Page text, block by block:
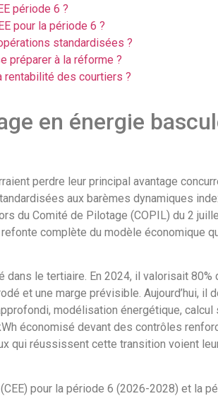
période 6 ?
pour la période 6 ?
standardisées ?
préparer à la réforme ?
rentabilité des courtiers ?
en énergie
perdre leur principal avantage
aux barèmes dynamiques
du Comité de Pilotage (COPIL) du 2
complète du modèle économique
dans le tertiaire. En 2024, il valorisait
et une marge prévisible. Aujourd’hui, il
modélisation énergétique, calcul
économisé devant des contrôles
qui réussissent cette transition voient
pour la période 6 (2026-2028) et la